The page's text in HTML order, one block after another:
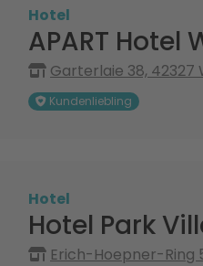
Hotel
APART Hotel
Garterlaie 38, 42327
Kundenliebling
Hotel
Hotel Park
Erich-Hoepner-Ring